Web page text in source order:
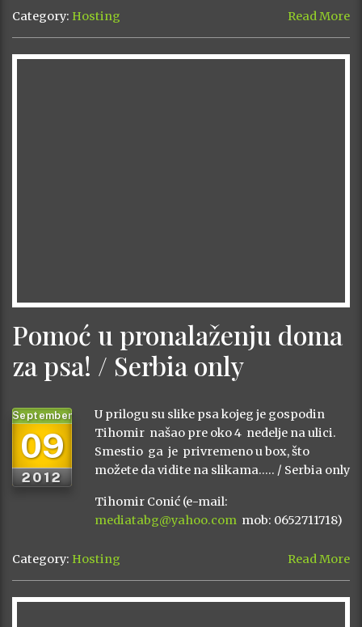
Category: Hosting Read More
Pomoć u pronalaženju doma
za psa! / Serbia only
09
September
2012
U prilogu su slike psa kojeg je gospodin
Tihomir našao pre oko 4 nedelje na ulici.
Smestio ga je privremeno u box, što
možete da vidite na slikama….. / Serbia only
Tihomir Conić (e-mail:
mediatabg@yahoo.com mob: 0652711718)
Category: Hosting Read More